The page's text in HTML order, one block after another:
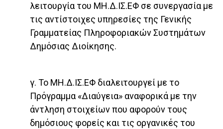
λειτουργία του ΜΗ.Δ.ΙΣ.ΕΦ σε συνεργασία με
τις αντίστοιχες υπηρεσίες της Γενικής
Γραμματείας Πληροφοριακών Συστημάτων
Δημόσιας Διοίκησης.
γ. Το ΜΗ.Δ.ΙΣ.ΕΦ διαλειτουργεί με το
Πρόγραμμα «Διαύγεια» αναφορικά με την
άντληση στοιχείων που αφορούν τους
δημόσιους φορείς και τις οργανικές του